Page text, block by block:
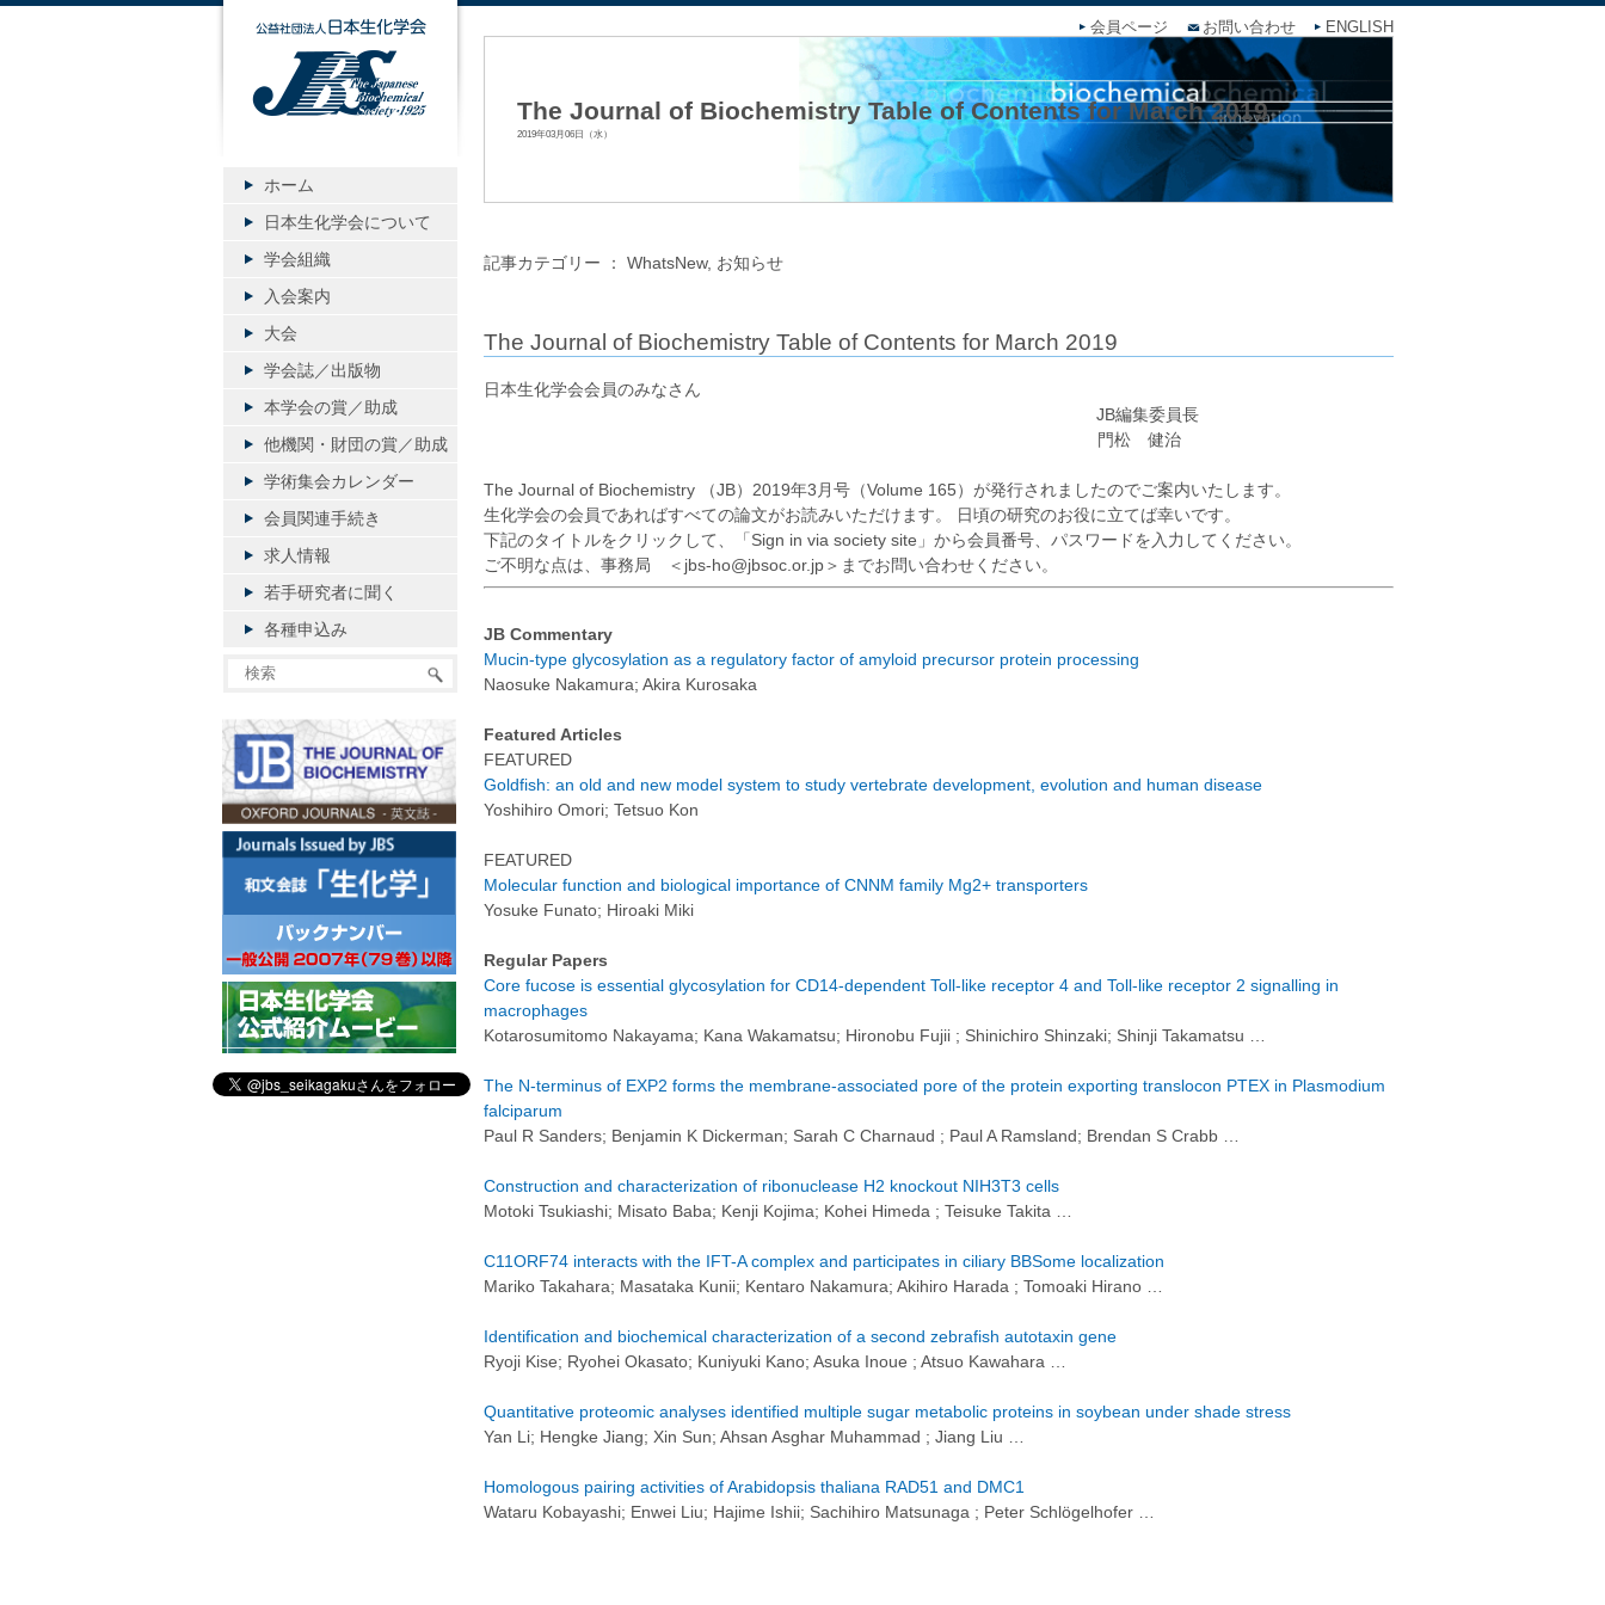
会員ページ お問い合わせ ENGLISH
The Journal of Biochemistry Table of Contents for March 2019
2019年03月06日（水）
記事カテゴリー ： WhatsNew, お知らせ
The Journal of Biochemistry Table of Contents for March 2019
日本生化学会会員のみなさん
JB編集委員長
門松 健治
The Journal of Biochemistry （JB）2019年3月号（Volume 165）が発行されましたのでご案内いたします。
生化学会の会員であればすべての論文がお読みいただけます。 日頃の研究のお役に立てば幸いです。
下記のタイトルをクリックして、「Sign in via society site」から会員番号、パスワードを入力してください。
ご不明な点は、事務局 ＜jbs-ho@jbsoc.or.jp＞までお問い合わせください。
JB Commentary
Mucin-type glycosylation as a regulatory factor of amyloid precursor protein processing
Naosuke Nakamura; Akira Kurosaka
Featured Articles
FEATURED
Goldfish: an old and new model system to study vertebrate development, evolution and human disease
Yoshihiro Omori; Tetsuo Kon
FEATURED
Molecular function and biological importance of CNNM family Mg2+ transporters
Yosuke Funato; Hiroaki Miki
Regular Papers
Core fucose is essential glycosylation for CD14-dependent Toll-like receptor 4 and Toll-like receptor 2 signalling in
macrophages
Kotarosumitomo Nakayama; Kana Wakamatsu; Hironobu Fujii ; Shinichiro Shinzaki; Shinji Takamatsu …
The N-terminus of EXP2 forms the membrane-associated pore of the protein exporting translocon PTEX in Plasmodium
falciparum
Paul R Sanders; Benjamin K Dickerman; Sarah C Charnaud ; Paul A Ramsland; Brendan S Crabb …
Construction and characterization of ribonuclease H2 knockout NIH3T3 cells
Motoki Tsukiashi; Misato Baba; Kenji Kojima; Kohei Himeda ; Teisuke Takita …
C11ORF74 interacts with the IFT-A complex and participates in ciliary BBSome localization
Mariko Takahara; Masataka Kunii; Kentaro Nakamura; Akihiro Harada ; Tomoaki Hirano …
Identification and biochemical characterization of a second zebrafish autotaxin gene
Ryoji Kise; Ryohei Okasato; Kuniyuki Kano; Asuka Inoue ; Atsuo Kawahara …
Quantitative proteomic analyses identified multiple sugar metabolic proteins in soybean under shade stress
Yan Li; Hengke Jiang; Xin Sun; Ahsan Asghar Muhammad ; Jiang Liu …
Homologous pairing activities of Arabidopsis thaliana RAD51 and DMC1
Wataru Kobayashi; Enwei Liu; Hajime Ishii; Sachihiro Matsunaga ; Peter Schlögelhofer …
公益社団法人日本生化学会
ホーム
日本生化学会について
学会組織
入会案内
大会
学会誌／出版物
本学会の賞／助成
他機関・財団の賞／助成
学術集会カレンダー
会員関連手続き
求人情報
若手研究者に聞く
各種申込み